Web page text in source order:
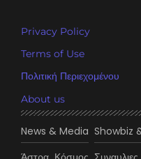
Privacy Policy
Terms of Use
Πολιτική Περιεχομένου
About us
News & Media Showbiz